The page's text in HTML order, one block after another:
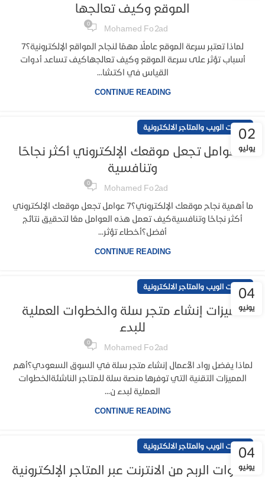
الموقع وكيف تعالجها
Mohamed Fo2ad
0
لماذا تعتبر سرعة الموقع عاملًا مهمًا لنجاح المواقع الإلكترونية؟7
أسباب تؤثر على سرعة الموقع وكيف تعالجهاكيف تساعد أدوات
القياس في اكتشا...
CONTINUE READING
02
يوليو
خدمات الويب والمتاجر الالكترونية
7 عوامل تجعل موقعك الإلكتروني أكثر نجاحًا
وتنافسية
Mohamed Fo2ad
0
ما أهمية نجاح موقعك الإلكتروني؟7 عوامل تجعل موقعك الإلكتروني
أكثر نجاحًا وتنافسيةكيف تعمل هذه العوامل معًا لتحقيق نتائج
أفضل؟أخطاء تؤثر...
CONTINUE READING
04
يونيو
خدمات الويب والمتاجر الالكترونية
مميزات إنشاء متجر سلة والخطوات العملية
للبدء
Mohamed Fo2ad
0
لماذا يفضل رواد الأعمال إنشاء متجر سلة في السوق السعودي؟أهم
المميزات التقنية التي توفرها منصة سلة للمتاجر الناشئةالخطوات
العملية لبدء ن...
CONTINUE READING
04
يونيو
خدمات الويب والمتاجر الالكترونية
خطوات الربح من الانترنت عبر المتاجر الإلكترونية